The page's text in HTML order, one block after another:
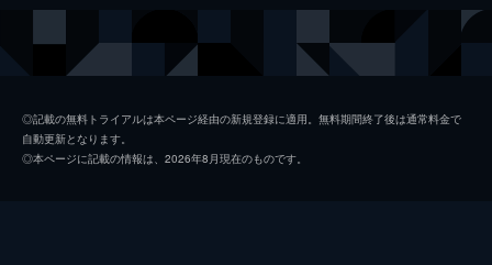
でいた。第2中隊にやって来たばかりの中隊
が、比較的平穏な日々が続いていたが...。
第２話 大激変
問題を起こして第2中隊を離れていた上等兵
のカン・チャンソクは、異動先の先任にいじ
キム・ミノ
◎記載の無料トライアルは本ページ経由の新規登録に適用。無料期間終了後は通常料金で
自動更新となります。
◎本ページに記載の情報は、2026年8月現在のものです。